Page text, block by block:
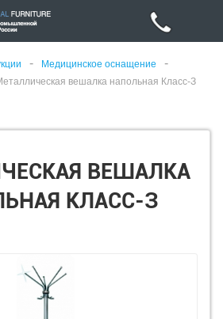
- Медицинское оснащение -
вешалка напольная Класс-З
ВЕШАЛКА
КЛАСС-З